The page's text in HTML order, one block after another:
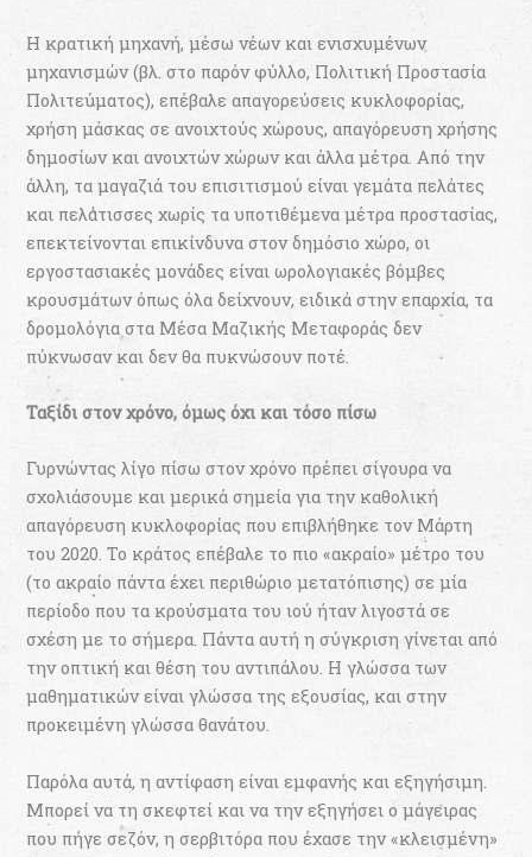
Η κρατική μηχανή, μέσω νέων και ενισχυμένων
μηχανισμών (βλ. στο παρόν φύλλο, Πολιτική Προστασία
Πολιτεύματος), επέβαλε απαγορεύσεις κυκλοφορίας,
χρήση μάσκας σε ανοιχτούς χώρους, απαγόρευση χρήσης
δημοσίων και ανοιχτών χώρων και άλλα μέτρα. Από την
άλλη, τα μαγαζιά του επισιτισμού είναι γεμάτα πελάτες
και πελάτισσες χωρίς τα υποτιθέμενα μέτρα προστασίας,
επεκτείνονται επικίνδυνα στον δημόσιο χώρο, οι
εργοστασιακές μονάδες είναι ωρολογιακές βόμβες
κρουσμάτων όπως όλα δείχνουν, ειδικά στην επαρχία, τα
δρομολόγια στα Μέσα Μαζικής Μεταφοράς δεν
πύκνωσαν και δεν θα πυκνώσουν ποτέ.
Ταξίδι στον χρόνο, όμως όχι και τόσο πίσω
Γυρνώντας λίγο πίσω στον χρόνο πρέπει σίγουρα να
σχολιάσουμε και μερικά σημεία για την καθολική
απαγόρευση κυκλοφορίας που επιβλήθηκε τον Μάρτη
του 2020. Το κράτος επέβαλε το πιο «ακραίο» μέτρο του
(το ακραίο πάντα έχει περιθώριο μετατόπισης) σε μία
περίοδο που τα κρούσματα του ιού ήταν λιγοστά σε
σχέση με το σήμερα. Πάντα αυτή η σύγκριση γίνεται από
την οπτική και θέση του αντιπάλου. Η γλώσσα των
μαθηματικών είναι γλώσσα της εξουσίας, και στην
προκειμένη γλώσσα θανάτου.
Παρόλα αυτά, η αντίφαση είναι εμφανής και εξηγήσιμη.
Μπορεί να τη σκεφτεί και να την εξηγήσει ο μάγειρας
που πήγε σεζόν, η σερβιτόρα που έχασε την «κλεισμένη»